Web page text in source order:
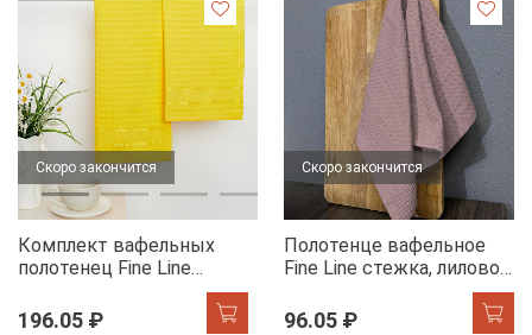
Скоро закончится
Комплект вафельных
полотенец Fine Line
хангере
196.05 ₽
Скоро закончится
Полотенце вафельное
Fine Line стежка, лилово-
96.05 ₽